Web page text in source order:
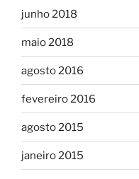
junho 2018
maio 2018
agosto 2016
fevereiro 2016
agosto 2015
janeiro 2015